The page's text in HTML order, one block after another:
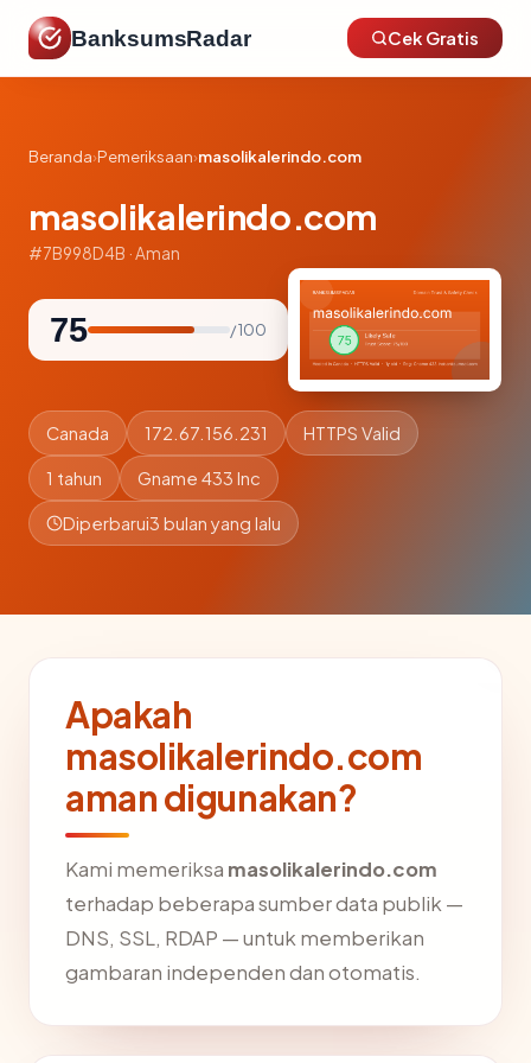
BanksumsRadar Cek Gratis
Beranda›Pemeriksaan›masolikalerindo.com
masolikalerindo.com
#7B998D4B · Aman
75 / 100
Canada 172.67.156.231 HTTPS Valid
1 tahun Gname 433 Inc
Diperbarui3 bulan yang lalu
Apakah
masolikalerindo.com
aman digunakan?
Kami memeriksa masolikalerindo.com
terhadap beberapa sumber data publik —
DNS, SSL, RDAP — untuk memberikan
gambaran independen dan otomatis.